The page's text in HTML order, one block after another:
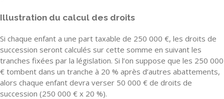
Illustration du calcul des droits
Si chaque enfant a une part taxable de 250 000 €, les droits de
succession seront calculés sur cette somme en suivant les
tranches fixées par la législation. Si l’on suppose que les 250 000
€ tombent dans un tranche à 20 % après d’autres abattements,
alors chaque enfant devra verser 50 000 € de droits de
succession (250 000 € x 20 %).